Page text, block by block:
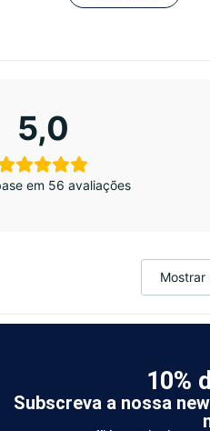
5,0
em 56 avaliações
Mostrar
10%
Subscreva a nossa